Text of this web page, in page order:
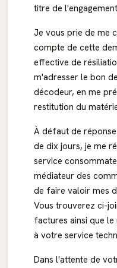
titre de
Je vous prie de me
compte de cette
effective de
m'adresser le bon
décodeur, en me
restitution du
À défaut de
de dix jours, je me
service
médiateur des
de faire valoir mes
Vous trouverez ci-
factures ainsi que le
à votre service
Dans l'attente de